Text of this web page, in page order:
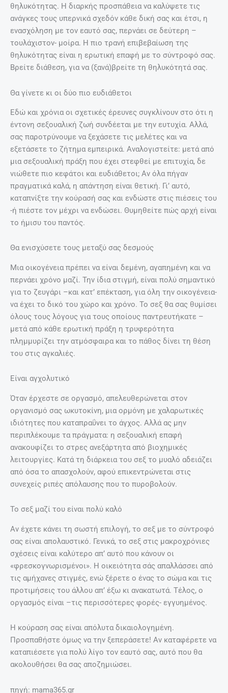
θηλυκότητας. Η διαρκής προσπάθεια να καλύψετε τις
ανάγκες τους υπερνικά σχεδόν κάθε δική σας και έτσι, η
ενασχόληση με τον εαυτό σας, περνάει σε δεύτερη –
τουλάχιστον- μοίρα. Η πιο τρανή επιβεβαίωση της
θηλυκότητας είναι η ερωτική επαφή με το σύντροφό σας.
Βρείτε διάθεση, για να (ξανά)βρείτε τη θηλυκότητά σας.
Θα γίνετε κι οι δύο πιο ευδιάθετοι
Εδώ και χρόνια οι σχετικές έρευνες συγκλίνουν στο ότι η
έντονη σεξουαλική ζωή συνδέεται με την ευτυχία. Αλλά,
σας παροτρύνουμε να ξεχάσετε τις μελέτες και να
εξετάσετε το ζήτημα εμπειρικά. Αναλογιστείτε: μετά από
μια σεξουαλική πράξη που έχει στεφθεί με επιτυχία, δε
νιώθετε πιο κεφάτοι και ευδιάθετοι; Αν όλα πήγαν
πραγματικά καλά, η απάντηση είναι θετική. Γι’ αυτό,
καταπνίξτε την κούρασή σας και ενδώστε στις πιέσεις του
-ή πιέστε τον μέχρι να ενδώσει. Θυμηθείτε πώς αρχή είναι
το ήμισυ του παντός.
Θα ενισχύσετε τους μεταξύ σας δεσμούς
Μια οικογένεια πρέπει να είναι δεμένη, αγαπημένη και να
περνάει χρόνο μαζί. Την ίδια στιγμή, είναι πολύ σημαντικό
για το ζευγάρι –και κατ’ επέκταση, για όλη την οικογένεια-
να έχει το δικό του χώρο και χρόνο. Το σεξ θα σας θυμίσει
όλους τους λόγους για τους οποίους παντρευτήκατε –
μετά από κάθε ερωτική πράξη η τρυφερότητα
πλημμυρίζει την ατμόσφαιρα και το πάθος δίνει τη θέση
του στις αγκαλιές.
Είναι αγχολυτικό
Όταν έρχεστε σε οργασμό, απελευθερώνεται στον
οργανισμό σας ωκυτοκίνη, μια ορμόνη με χαλαρωτικές
ιδιότητες που καταπραΰνει το άγχος. Αλλά ας μην
περιπλέκουμε τα πράγματα: η σεξουαλική επαφή
ανακουφίζει το στρες ανεξάρτητα από βιοχημικές
λειτουργίες. Κατά τη διάρκεια του σεξ το μυαλό αδειάζει
από όσα το απασχολούν, αφού επικεντρώνεται στις
συνεχείς ριπές απόλαυσης που το πυροβολούν.
Το σεξ μαζί του είναι πολύ καλό
Αν έχετε κάνει τη σωστή επιλογή, το σεξ με το σύντροφό
σας είναι απολαυστικό. Γενικά, το σεξ στις μακροχρόνιες
σχέσεις είναι καλύτερο απ’ αυτό που κάνουν οι
«φρεσκογνωρισμένοι». Η οικειότητα σάς απαλλάσσει από
τις αμήχανες στιγμές, ενώ ξέρετε ο ένας το σώμα και τις
προτιμήσεις του άλλου απ’ έξω κι ανακατωτά. Τέλος, ο
οργασμός είναι –τις περισσότερες φορές- εγγυημένος.
Η κούραση σας είναι απόλυτα δικαιολογημένη.
Προσπαθήστε όμως να την ξεπεράσετε! Αν καταφέρετε να
καταπιέσετε για πολύ λίγο τον εαυτό σας, αυτό που θα
ακολουθήσει θα σας αποζημιώσει.
πηγή: mama365.gr